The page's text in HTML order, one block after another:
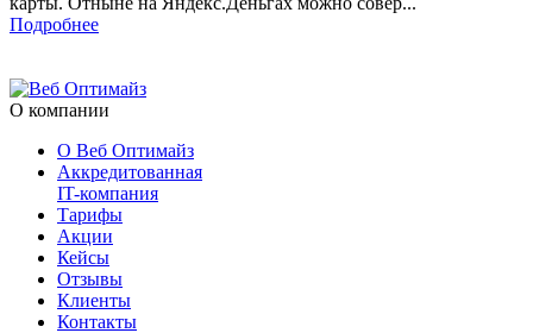
Подробнее
О компании
О Веб Оптимайз
Аккредитованная
IT-компания
Тарифы
Акции
Кейсы
Отзывы
Клиенты
Контакты